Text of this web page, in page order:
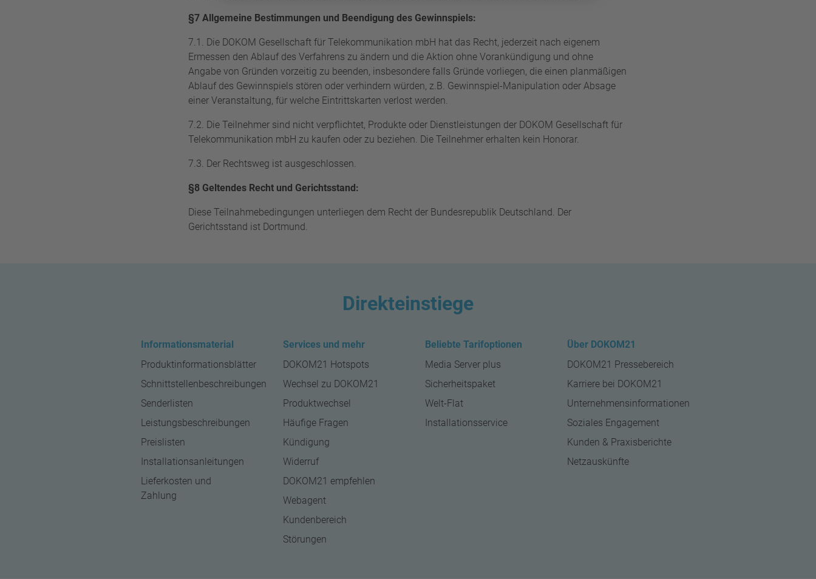
§7 Allgemeine Bestimmungen und Beendigung des Gewinnspiels:
7.1. Die DOKOM Gesellschaft für Telekommunikation mbH hat das Recht, jederzeit nach eigenem
Ermessen den Ablauf des Verfahrens zu ändern und die Aktion ohne Vorankündigung und ohne
Angabe von Gründen vorzeitig zu beenden, insbesondere falls Gründe vorliegen, die einen planmäßigen
Ablauf des Gewinnspiels stören oder verhindern würden, z.B. Gewinnspiel-Manipulation oder Absage
einer Veranstaltung, für welche Eintrittskarten verlost werden.
7.2. Die Teilnehmer sind nicht verpflichtet, Produkte oder Dienstleistungen der DOKOM Gesellschaft für
Telekommunikation mbH zu kaufen oder zu beziehen. Die Teilnehmer erhalten kein Honorar.
7.3. Der Rechtsweg ist ausgeschlossen.
§8 Geltendes Recht und Gerichtsstand:
Diese Teilnahmebedingungen unterliegen dem Recht der Bundesrepublik Deutschland. Der
Gerichtsstand ist Dortmund.
Direkteinstiege
Informationsmaterial
Produktinformationsblätter
Schnittstellenbeschreibungen
Senderlisten
Leistungsbeschreibungen
Preislisten
Installationsanleitungen
Lieferkosten und
Zahlung
Services und mehr
DOKOM21 Hotspots
Wechsel zu DOKOM21
Produktwechsel
Häufige Fragen
Kündigung
Widerruf
DOKOM21 empfehlen
Webagent
Kundenbereich
Störungen
Beliebte Tarifoptionen
Media Server plus
Sicherheitspaket
Welt-Flat
Installationsservice
Über DOKOM21
DOKOM21 Pressebereich
Karriere bei DOKOM21
Unternehmensinformationen
Soziales Engagement
Kunden & Praxisberichte
Netzauskünfte